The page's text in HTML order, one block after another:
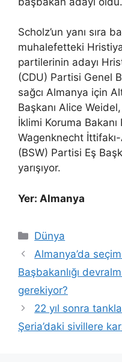
Scholz’un yanı sıra
muhalefetteki
partilerinin adayı
(CDU) Partisi Genel
sağcı Almanya için
Başkanı Alice
İklimi Koruma
Wagenknecht
(BSW) Partisi Eş
yarışıyor.
Yer: Almanya
Kategoriler
Dünya
Almanya’da
Başbakanlığı
gerekiyor?
22 yıl sonra
Şeria’daki sivillere